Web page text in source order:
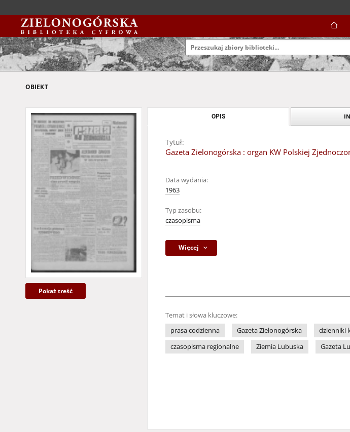
OBIEKT
Pokaż treść
OPIS
Tytuł:
Gazeta Zielonogórska : organ KW Polskiej
Data wydania:
1963
Typ zasobu:
czasopisma
Więcej
Temat i słowa kluczowe:
prasa codzienna
Gazeta Zielonogórska dzienniki
czasopisma regionalne
Ziemia Lubuska Gazeta